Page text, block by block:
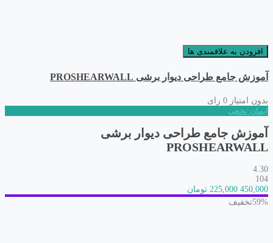
افزودن به علاقمندی ها
آموزش جامع طراحی دیوار برشی PROSHEARWALL
بدون امتیاز 0 رای
ایمان نخعی
آموزش جامع طراحی دیوار برشی
PROSHEARWALL
4.30
104
450,000 225,000 تومان
59%تخفیف